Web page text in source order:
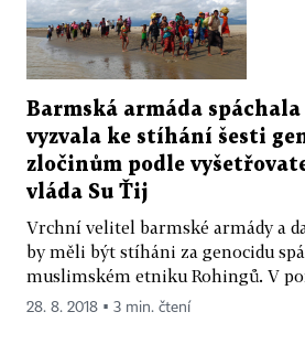
Barmská armáda spáchala
vyzvala ke stíhání šesti
zločinům podle
vláda Su Ťij
Vrchní velitel barmské armády a
by měli být stíháni za genocidu
muslimském etniku Rohingů. V
28. 8. 2018 ▪ 3 min. čtení